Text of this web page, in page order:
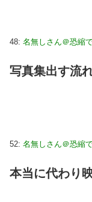
48: 名無しさん＠恐縮
写真集出す流
52: 名無しさん＠恐縮
本当に代わり